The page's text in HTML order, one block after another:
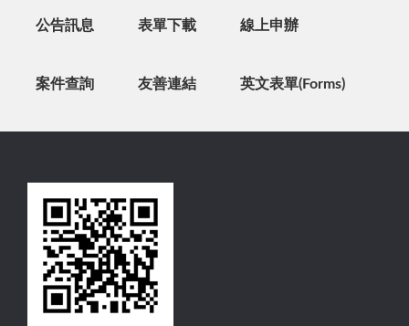
公告訊息 表單下載 線上申辦
案件查詢 友善連結 英文表單(Forms)